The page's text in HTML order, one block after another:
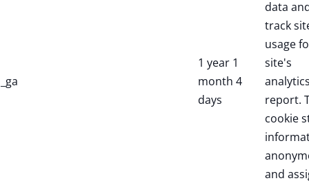
_ga
1 year 1
month 4
days
data
track
usage
site's
report.
cookie
and